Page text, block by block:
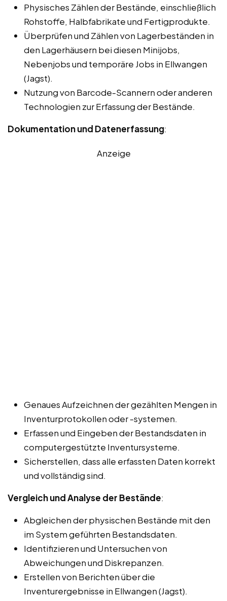
Physisches Zählen der Bestände, einschließlich
Rohstoffe, Halbfabrikate und Fertigprodukte.
Überprüfen und Zählen von Lagerbeständen in
den Lagerhäusern bei diesen Minijobs,
Nebenjobs und temporäre Jobs in Ellwangen
(Jagst).
Nutzung von Barcode-Scannern oder anderen
Technologien zur Erfassung der Bestände.
Dokumentation und Datenerfassung:
Anzeige
Genaues Aufzeichnen der gezählten Mengen in
Inventurprotokollen oder -systemen.
Erfassen und Eingeben der Bestandsdaten in
computergestützte Inventursysteme.
Sicherstellen, dass alle erfassten Daten korrekt
und vollständig sind.
Vergleich und Analyse der Bestände:
Abgleichen der physischen Bestände mit den
im System geführten Bestandsdaten.
Identifizieren und Untersuchen von
Abweichungen und Diskrepanzen.
Erstellen von Berichten über die
Inventurergebnisse in Ellwangen (Jagst).